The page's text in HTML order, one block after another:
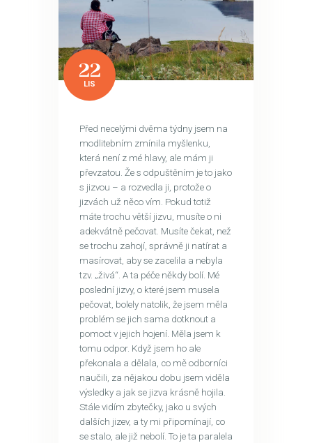
EN/UA
22
LIS
Před necelými dvěma týdny jsem na
modlitebním zmínila myšlenku,
která není z mé hlavy, ale mám ji
převzatou. Že s odpuštěním je to jako
s jizvou – a rozvedla ji, protože o
jizvách už něco vím. Pokud totiž
máte trochu větší jizvu, musíte o ni
adekvátně pečovat. Musíte čekat, než
se trochu zahojí, správně ji natírat a
masírovat, aby se zacelila a nebyla
tzv. „živá“. A ta péče někdy bolí. Mé
poslední jizvy, o které jsem musela
pečovat, bolely natolik, že jsem měla
problém se jich sama dotknout a
pomoct v jejich hojení. Měla jsem k
tomu odpor. Když jsem ho ale
překonala a dělala, co mě odborníci
naučili, za nějakou dobu jsem viděla
výsledky a jak se jizva krásně hojila.
Stále vidím zbytečky, jako u svých
dalších jizev, a ty mi připomínají, co
se stalo, ale již nebolí. To je ta paralela